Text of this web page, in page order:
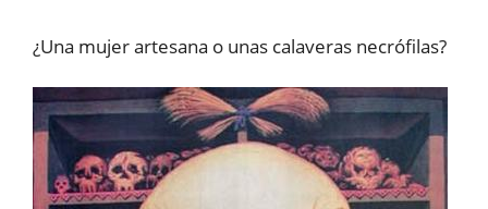
¿Una mujer artesana o unas calaveras necrófilas?